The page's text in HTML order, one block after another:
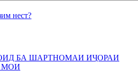
нест?
БА ШАРТНОМАИ ИҶОРАИ
МОИ